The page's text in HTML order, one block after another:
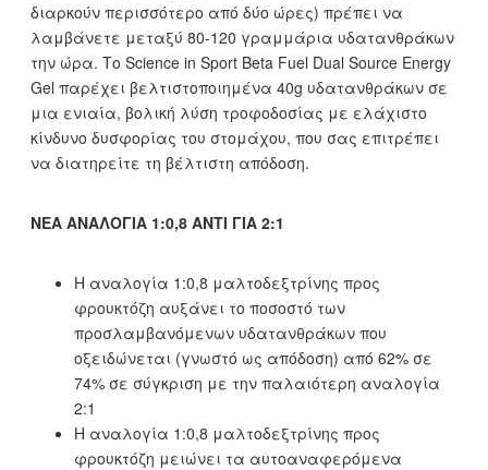
διαρκούν περισσότερο από δύο ώρες) πρέπει να
λαμβάνετε μεταξύ 80-120 γραμμάρια υδατανθράκων
την ώρα. Το Science in Sport Beta Fuel Dual Source Energy
Gel παρέχει βελτιστοποιημένα 40g υδατανθράκων σε
μια ενιαία, βολική λύση τροφοδοσίας με ελάχιστο
κίνδυνο δυσφορίας του στομάχου, που σας επιτρέπει
να διατηρείτε τη βέλτιστη απόδοση.
ΝΕΑ ΑΝΑΛΟΓΙΑ 1:0,8 ΑΝΤΙ ΓΙΑ 2:1
H αναλογία 1:0,8 μαλτοδεξτρίνης προς
φρουκτόζη αυξάνει το ποσοστό των
προσλαμβανόμενων υδατανθράκων που
οξειδώνεται (γνωστό ως απόδοση) από 62% σε
74% σε σύγκριση με την παλαιότερη αναλογία
2:1
H αναλογία 1:0,8 μαλτοδεξτρίνης προς
φρουκτόζη μειώνει τα αυτοαναφερόμενα